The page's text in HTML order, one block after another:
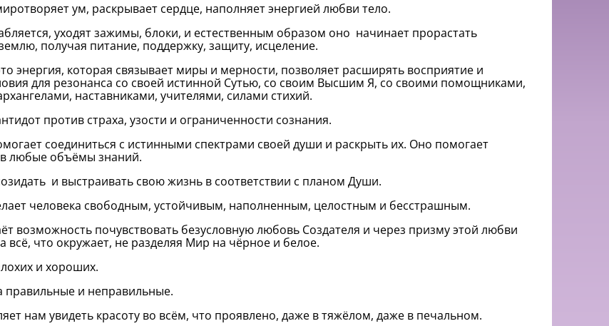
ум, раскрывает сердце, наполняет энергией любви тело.
уходят зажимы, блоки, и естественным образом оно начинает прорастать
получая питание, поддержку, защиту, исцеление.
энергия, которая связывает миры и мерности, позволяет расширять восприятие и
для резонанса со своей истинной Сутью, со своим Высшим Я, со своими помощниками,
наставниками, учителями, силами стихий.
против страха, узости и ограниченности сознания.
соединиться с истинными спектрами своей души и раскрыть их. Оно помогает
любые объёмы знаний.
и выстраивать свою жизнь в соответствии с планом Души.
человека свободным, устойчивым, наполненным, целостным и бесстрашным.
возможность почувствовать безусловную любовь Создателя и через призму этой любви
всё, что окружает, не разделяя Мир на чёрное и белое.
и хороших.
правильные и неправильные.
нам увидеть красоту во всём, что проявлено, даже в тяжёлом, даже в печальном.